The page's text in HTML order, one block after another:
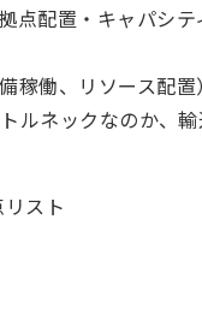
点配置・キャパシ
働、リソース配置）
ネックなのか、輸
スト